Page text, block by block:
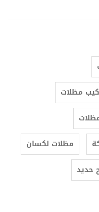
مظلات
مظلات لكسان
حديد